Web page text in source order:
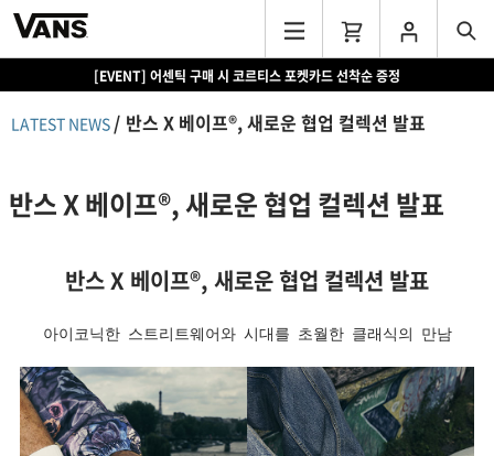
[EVENT] 어센틱 구매 시 코르티스 포켓카드 선착순 증정
LATEST NEWS 반스 X 베이프®, 새로운 협업 컬렉션 발표
반스 X 베이프®, 새로운 협업 컬렉션 발표
반스 X 베이프®, 새로운 협업 컬렉션 발표
아이코닉한 스트리트웨어와 시대를 초월한 클래식의 만남